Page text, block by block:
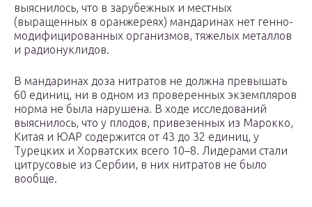
выяснилось, что в зарубежных и местных
(выращенных в оранжереях) мандаринах нет генно-
модифицированных организмов, тяжелых металлов
и радионуклидов.
В мандаринах доза нитратов не должна превышать
60 единиц, ни в одном из проверенных экземпляров
норма не была нарушена. В ходе исследований
выяснилось, что у плодов, привезенных из Марокко,
Китая и ЮАР содержится от 43 до 32 единиц, у
Турецких и Хорватских всего 10–8. Лидерами стали
цитрусовые из Сербии, в них нитратов не было
вообще.